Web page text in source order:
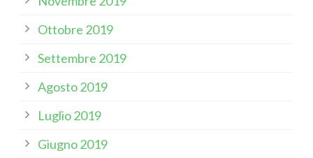
Ottobre 2019
Settembre 2019
Agosto 2019
Luglio 2019
Giugno 2019